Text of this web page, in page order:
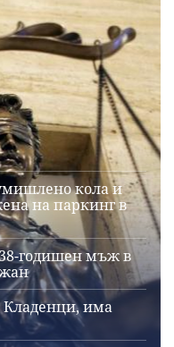
кола и
на паркинг в
годишен мъж в
има